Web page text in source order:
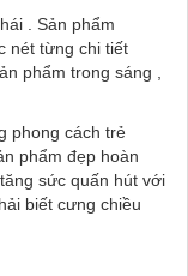
. Sản phẩm
nét từng chi tiết
phẩm trong sáng ,
phong cách trẻ
phẩm đẹp hoàn
sức quấn hút với
biết cưng chiều